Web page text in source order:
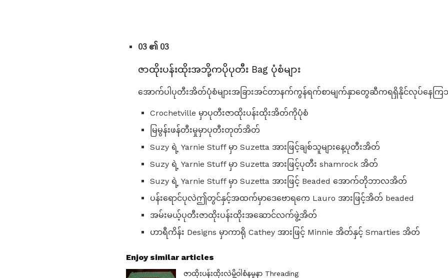
03 ၏ 03
ဇာထိုးပန်းထိုးအဘို့ကပိုပုတီး Bag ပုံစံများ
အောက်ပါပုတီးအိတ်ပုံစံများအခြားအင်တာနက်ကွန်ရက်စာမျက်နှာတွေဆီကရရှိနိုင်လုပ်နေက
Crochetville မှာပုတီးဇာထိုးပန်းထိုးအိတ်ကိုပုံစံ
မြမွန်းဖန်တီးမှုမှာပုတီးတုတ်အိတ်
Suzy ရဲ့ Yarnie Stuff မှာ Suzetta အားဖြင့်ချစ်သူများနေ့ပုတီးအိတ်
Suzy ရဲ့ Yarnie Stuff မှာ Suzetta အားဖြင့်ပုတီး shamrock အိတ်
Suzy ရဲ့ Yarnie Stuff မှာ Suzetta အားဖြင့် Beaded အောက်တိုဘာလအိတ်
ပန်းရောင်ပုလဲဤတွင်နှင့်အထက်မှာဒေဗောရကေ Lauro အားဖြင့်အိတ် beaded
အမ်းမယ့်ပုတီးဇာထိုးပန်းထိုးအဆောင်လက်ဖွဲ့အိတ်
ဟာရီကိန်း Designs မှာကာရို Cathey အားဖြင့် Minnie အိတ်နှင့် Smarties အိတ်
Enjoy similar articles
ဇာထိုးပန်းထိုးလဲမှို့ဝါစံနမူနာ Threading